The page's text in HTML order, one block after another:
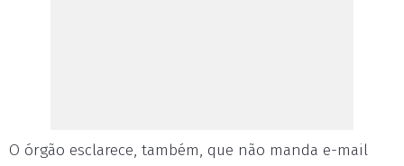
O órgão esclarece, também, que não manda e-mail